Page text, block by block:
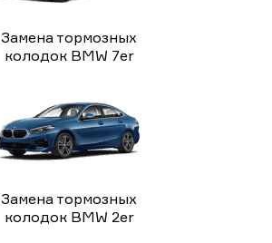
Замена тормозных
колодок BMW 7er
Замена тормозных
колодок BMW 2er